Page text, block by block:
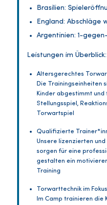
Brasilien:
England: Abschläge
Argentinien: 1-
Leistungen im Überblick:
Altersgerechtes
Die Trainingseinheiten
Kinder abgestimmt und
Stellungsspiel,
Torwartspiel
Qualifizierte
Unsere lizenzierten
sorgen für eine
gestalten ein
Training
Torwarttechnik im
Im Camp trainieren die